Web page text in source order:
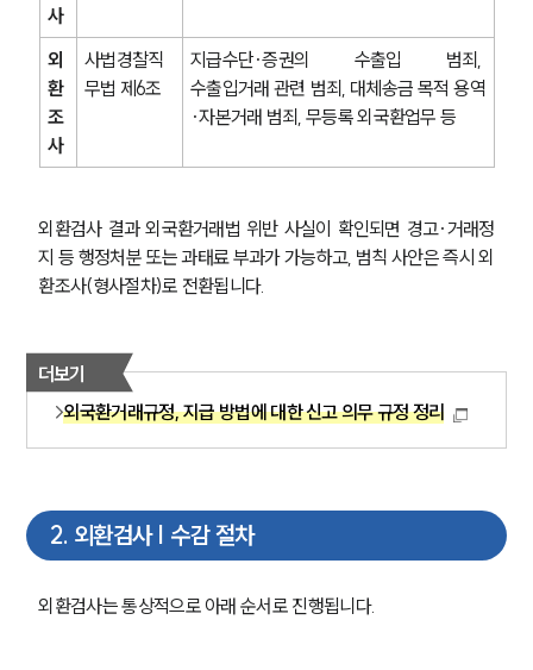
사
외
환
조
사
사법경찰직
무법 제6조
지급수단·증권의 수출입 범죄,
수출입거래 관련 범죄, 대체송금 목적 용역
·자본거래 범죄, 무등록 외국환업무 등
외환검사 결과 외국환거래법 위반 사실이 확인되면 경고·거래정
지 등 행정처분 또는 과태료 부과가 가능하고, 범칙 사안은 즉시 외
환조사(형사절차)로 전환됩니다.
더보기
외국환거래규정, 지급 방법에 대한 신고 의무 규정 정리
2. 외환검사 | 수감 절차
외환검사는 통상적으로 아래 순서로 진행됩니다.